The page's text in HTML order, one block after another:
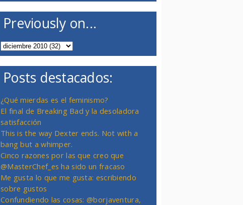
Previously on...
Posts destacados:
¿Qué mierdas es el feminismo?
El final de Breaking Bad y la desoladora
satisfacción
This is the way Dexter ends. Not with a
bang but a whimper.
Cinco razones por las que creo que
@MasterChef_es ha sido un fracaso
Me gusta lo que me gusta: escribiendo
sobre gustos
Confundiendo las cosas: @borjaventura,